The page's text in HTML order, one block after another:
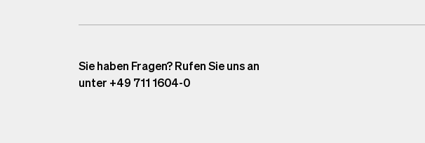
Sie haben Fragen? Rufen Sie uns an
unter +49 711 1604-0